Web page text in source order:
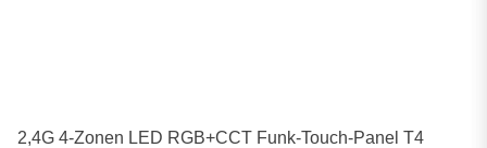
2,4G 4-Zonen LED RGB+CCT Funk-Touch-Panel T4